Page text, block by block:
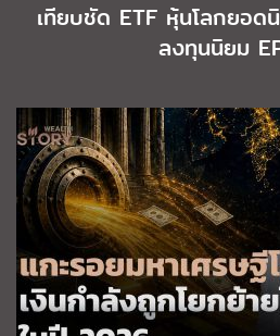
เทียบชัด ETF หุ้นโลกยอด
ลงทุนนิยม